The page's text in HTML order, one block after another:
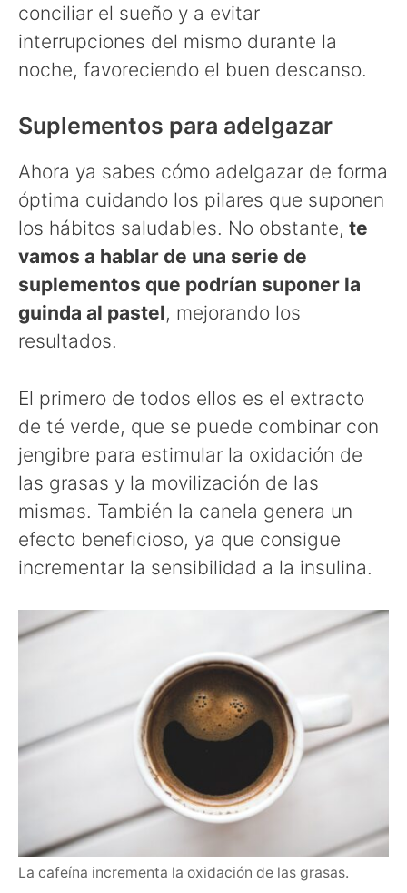
conciliar el sueño y a evitar
interrupciones del mismo durante la
noche, favoreciendo el buen descanso.
Suplementos para adelgazar
Ahora ya sabes cómo adelgazar de forma
óptima cuidando los pilares que suponen
los hábitos saludables. No obstante, te
vamos a hablar de una serie de
suplementos que podrían suponer la
guinda al pastel, mejorando los
resultados.
El primero de todos ellos es el extracto
de té verde, que se puede combinar con
jengibre para estimular la oxidación de
las grasas y la movilización de las
mismas. También la canela genera un
efecto beneficioso, ya que consigue
incrementar la sensibilidad a la insulina.
La cafeína incrementa la oxidación de las grasas.